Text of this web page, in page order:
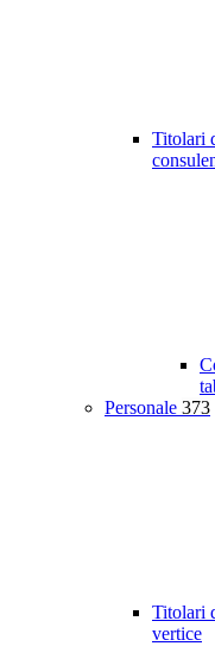
Titolari
Personale 373
Titolari
vertice